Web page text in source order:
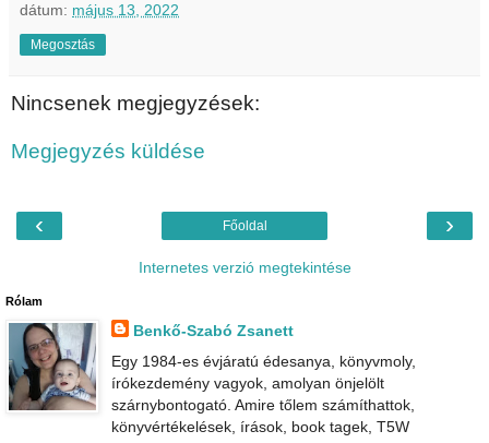
dátum: május 13, 2022
Megosztás
Nincsenek megjegyzések:
Megjegyzés küldése
‹ ›
Főoldal
Internetes verzió megtekintése
Rólam
Benkő-Szabó Zsanett
Egy 1984-es évjáratú édesanya, könyvmoly,
írókezdemény vagyok, amolyan önjelölt
szárnybontogató. Amire tőlem számíthattok,
könyvértékelések, írások, book tagek, T5W